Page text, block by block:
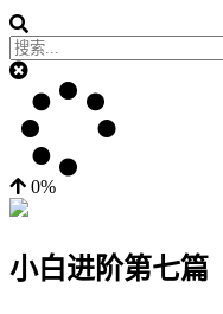
0%
小白进阶第七篇